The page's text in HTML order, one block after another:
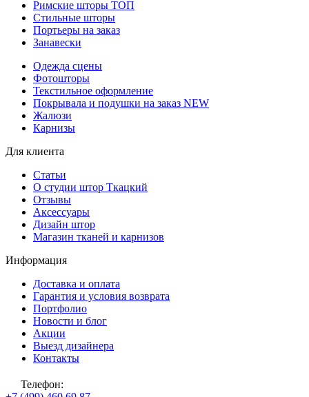
Римские шторы ТОП
Стильные шторы
Портьеры на заказ
Занавески
Одежда сцены
Фотошторы
Текстильное оформление
Покрывала и подушки на заказ NEW
Жалюзи
Карнизы
Для клиента
Статьи
О студии штор Ткацкий
Отзывы
Аксессуары
Дизайн штор
Магазин тканей и карнизов
Информация
Доставка и оплата
Гарантия и условия возврата
Портфолио
Новости и блог
Акции
Выезд дизайнера
Контакты
Телефон: